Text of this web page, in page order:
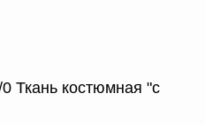
Ткань костюмная "с